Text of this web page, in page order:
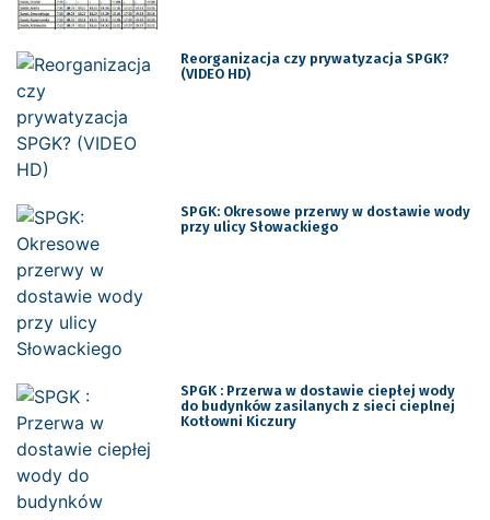
Reorganizacja czy prywatyzacja SPGK?
(VIDEO HD)
SPGK: Okresowe przerwy w dostawie wody
przy ulicy Słowackiego
SPGK : Przerwa w dostawie ciepłej wody
do budynków zasilanych z sieci cieplnej
Kotłowni Kiczury